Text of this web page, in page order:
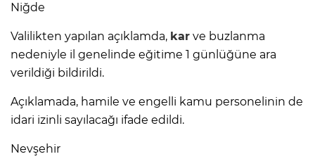
Niğde
Valilikten yapılan açıklamda, kar ve buzlanma
nedeniyle il genelinde eğitime 1 günlüğüne ara
verildiği bildirildi.
Açıklamada, hamile ve engelli kamu personelinin de
idari izinli sayılacağı ifade edildi.
Nevşehir